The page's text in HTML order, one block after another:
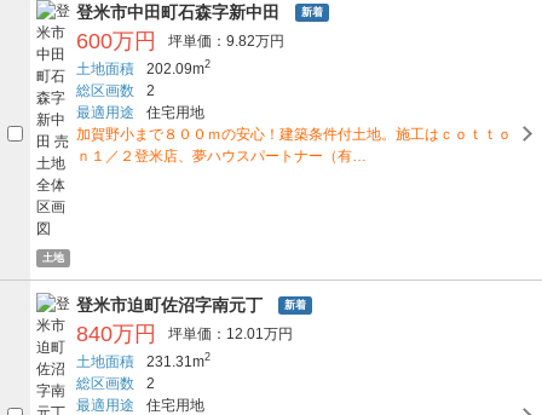
土地
登米市中田町石森字新中田 新着
600万円
坪単価：9.82万円
土地面積
202.09m2
総区画数
2
最適用途
住宅用地
加賀野小まで８００ｍの安心！建築条件付土地。施工はｃｏｔｔｏ
ｎ１／２登米店、夢ハウスパートナー（有…
登米市迫町佐沼字南元丁 新着
840万円
坪単価：12.01万円
土地面積
231.31m2
総区画数
2
最適用途
住宅用地